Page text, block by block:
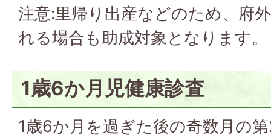
注意:里帰り出産などのため、府
れる場合も助成対象となります。
1歳6か月児健康診査
1歳6か月を過ぎた後の奇数月の